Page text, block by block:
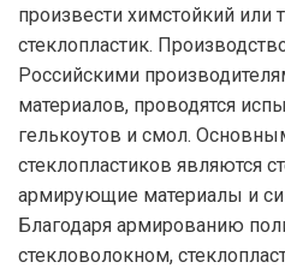
произвести химстойкий или
стеклопластик.
Российскими
материалов, проводятся
гелькоутов и смол.
стеклопластиков являются
армирующие материалы и
Благодаря армированию
стекловолокном,